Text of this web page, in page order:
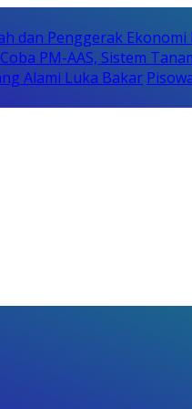
dan Penggerak
PM-AAS, Sistem
Alami Luka Bakar